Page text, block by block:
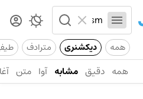
همه دیکشنری مترادف
همه دقیق مشابه آوا متن